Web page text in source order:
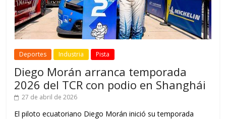
Deportes Industria Pista
Diego Morán arranca temporada
2026 del TCR con podio en Shanghái
27 de abril de 2026
El piloto ecuatoriano Diego Morán inició su temporada